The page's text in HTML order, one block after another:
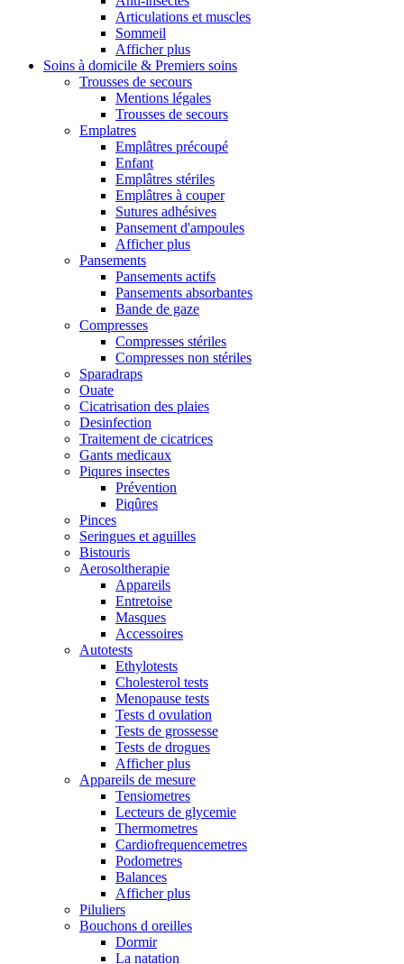
Articulations et muscles
Sommeil
Afficher plus
Soins à domicile & Premiers soins
Trousses de secours
Mentions légales
Trousses de secours
Emplatres
Emplâtres précoupé
Enfant
Emplâtres stériles
Emplâtres à couper
Sutures adhésives
Pansement d'ampoules
Afficher plus
Pansements
Pansements actifs
Pansements absorbantes
Bande de gaze
Compresses
Compresses stériles
Compresses non stériles
Sparadraps
Ouate
Cicatrisation des plaies
Desinfection
Traitement de cicatrices
Gants medicaux
Piqures insectes
Prévention
Piqûres
Pinces
Seringues et aguilles
Bistouris
Aerosoltherapie
Appareils
Entretoise
Masques
Accessoires
Autotests
Ethylotests
Cholesterol tests
Menopause tests
Tests d ovulation
Tests de grossesse
Tests de drogues
Afficher plus
Appareils de mesure
Tensiometres
Lecteurs de glycemie
Thermometres
Cardiofrequencemetres
Podometres
Balances
Afficher plus
Piluliers
Bouchons d oreilles
Dormir
La natation